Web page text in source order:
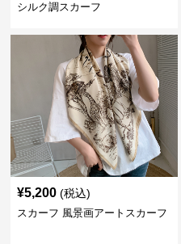
シルク調スカーフ
¥5,200 (税込)
スカーフ 風景画アートスカーフ